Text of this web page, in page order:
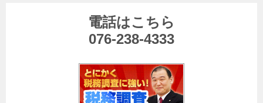
電話はこちら
076-238-4333